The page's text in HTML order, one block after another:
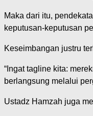
Maka dari itu,
keputusan-keputusan
Keseimbangan justru
“Ingat tagline kita:
berlangsung melalui
Ustadz Hamzah juga